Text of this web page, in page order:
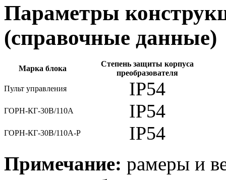
Параметры
(справочные данные)
Марка блока
Степень защиты корпуса
преобразователя
Пульт управления
IP54
ГОРН-КГ-30В/110А IP54
ГОРН-КГ-30В/110А-Р IP54
Примечание: рамеры и